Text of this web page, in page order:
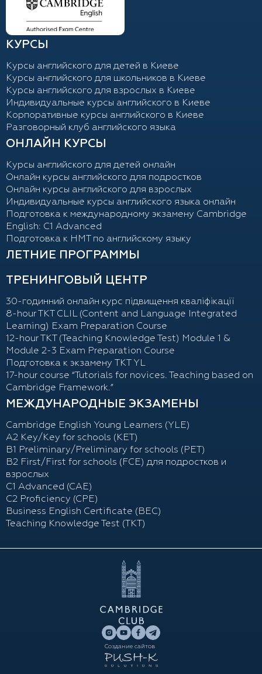
КУРСЫ
Курсы английского для детей в Киеве
Курсы английского для школьников в Киеве
Курсы английского для взрослых в Киеве
Индивидуальные курсы английского в Киеве
Корпоративные курсы английского в Киеве
Разговорный клуб английского языка
ОНЛАЙН КУРСЫ
Курсы английского для детей онлайн
Онлайн курсы английского для подростков
Онлайн курсы английского для взрослых
Индивидуальные курсы английского языка онлайн
Подготовка к международному экзамену Cambridge
English: C1 Advanced
Подготовка к НМТ по английскому языку
ЛЕТНИЕ ПРОГРАММЫ
ТРЕНИНГОВЫЙ ЦЕНТР
30-годинний онлайн курс підвищення кваліфікації
8-hour TKT CLIL (Content and Language Integrated
Learning) Exam Preparation Course
12-hour TKT (Teaching Knowledge Test) Module 1 &
Module 2-3 Exam Preparation Course
Подготовка к экзамену TKT YL
17-hour course “Tutorials for novices. Teaching based on
Cambridge Framework.”
МЕЖДУНАРОДНЫЕ ЭКЗАМЕНЫ
Cambridge English Young Learners (YLE)
A2 Key/Key for schools (KET)
B1 Preliminary/Preliminary for schools (PET)
B2 First/First for schools (FCE) для подростков и
взрослых
С1 Advanced (CAE)
C2 Proficiency (CPE)
Business English Certificate (BEC)
Teaching Knowledge Test (TKT)
Создание сайтов